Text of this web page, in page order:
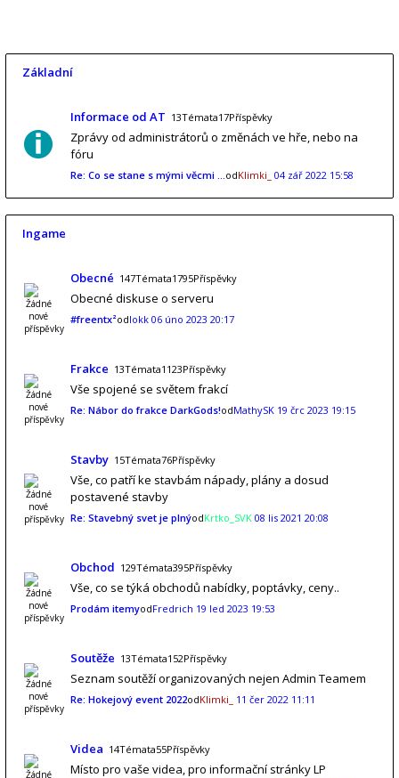
Základní
Informace od AT 13Témata17Příspěvky
Zprávy od administrátorů o změnách ve hře, nebo na
fóru
Re: Co se stane s mými věcmi …odKlimki_ 04 zář 2022 15:58
Ingame
Obecné 147Témata1795Příspěvky
Obecné diskuse o serveru
#freentx²odlokk 06 úno 2023 20:17
Frakce 13Témata1123Příspěvky
Vše spojené se světem frakcí
Re: Nábor do frakce DarkGods!odMathySK 19 črc 2023 19:15
Stavby 15Témata76Příspěvky
Vše, co patří ke stavbám nápady, plány a dosud
postavené stavby
Re: Stavebný svet je plnýodKrtko_SVK 08 lis 2021 20:08
Obchod 129Témata395Příspěvky
Vše, co se týká obchodů nabídky, poptávky, ceny..
Prodám itemyodFredrich 19 led 2023 19:53
Soutěže 13Témata152Příspěvky
Seznam soutěží organizovaných nejen Admin Teamem
Re: Hokejový event 2022odKlimki_ 11 čer 2022 11:11
Videa 14Témata55Příspěvky
Místo pro vaše videa, pro informační stránky LP